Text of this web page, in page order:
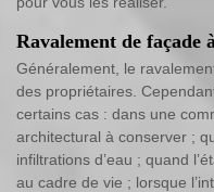
Ravalement de façade
Généralement, le
des propriétaires.
certains cas : dans une
architectural à conserver ;
infiltrations d’eau ; quand
au cadre de vie ; lorsque